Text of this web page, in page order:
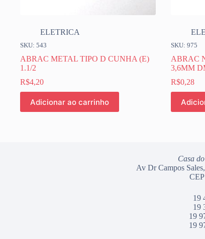
ELETRICA
SKU: 543
ABRAC METAL TIPO D CUNHA (E)
1.1/2
R$4,20
Adicionar ao carrinho
SKU: 975
ABRAC
3,6MM
R$0,28
Casa
Av Dr Campos
19
19
19
19